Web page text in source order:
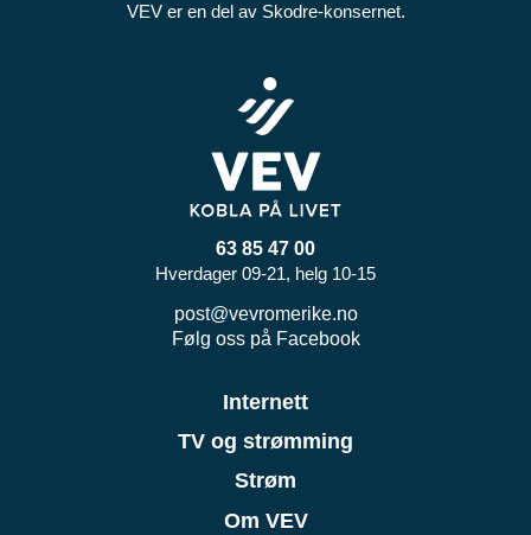
VEV er en del av Skodre-konsernet.
63 85 47 00
Hverdager 09-21, helg 10-15
post@vevromerike.no
Følg oss på Facebook
Internett
TV og strømming
Strøm
Om VEV